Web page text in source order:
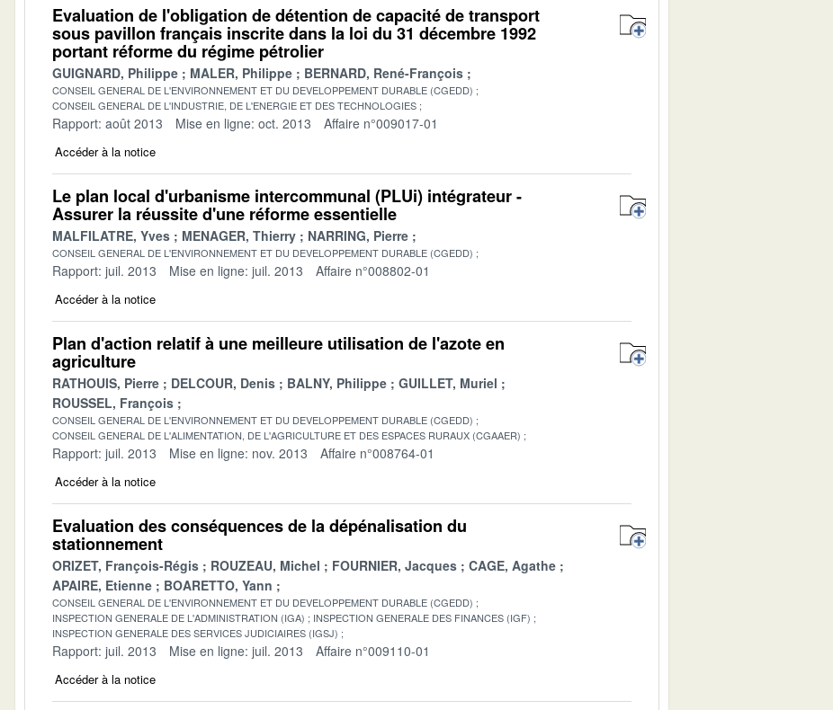
Evaluation de l'obligation de détention de capacité de transport
sous pavillon français inscrite dans la loi du 31 décembre 1992
portant réforme du régime pétrolier
GUIGNARD, Philippe MALER, Philippe BERNARD, René-François
CONSEIL GENERAL DE L'ENVIRONNEMENT ET DU DEVELOPPEMENT DURABLE (CGEDD)
CONSEIL GENERAL DE L'INDUSTRIE, DE L'ENERGIE ET DES TECHNOLOGIES
Rapport: août 2013 Mise en ligne: oct. 2013 Affaire n°009017-01
Accéder à la notice
Le plan local d'urbanisme intercommunal (PLUi) intégrateur -
Assurer la réussite d'une réforme essentielle
MALFILATRE, Yves MENAGER, Thierry NARRING, Pierre
CONSEIL GENERAL DE L'ENVIRONNEMENT ET DU DEVELOPPEMENT DURABLE (CGEDD)
Rapport: juil. 2013 Mise en ligne: juil. 2013 Affaire n°008802-01
Accéder à la notice
Plan d'action relatif à une meilleure utilisation de l'azote en
agriculture
RATHOUIS, Pierre DELCOUR, Denis BALNY, Philippe
GUILLET, Muriel
ROUSSEL, François
CONSEIL GENERAL DE L'ENVIRONNEMENT ET DU DEVELOPPEMENT DURABLE (CGEDD)
CONSEIL GENERAL DE L'ALIMENTATION, DE L'AGRICULTURE ET DES ESPACES RURAUX (CGAAER)
Rapport: juil. 2013 Mise en ligne: nov. 2013 Affaire n°008764-01
Accéder à la notice
Evaluation des conséquences de la dépénalisation du
stationnement
ORIZET, François-Régis ROUZEAU, Michel FOURNIER, Jacques
CAGE, Agathe
APAIRE, Etienne
BOARETTO, Yann
CONSEIL GENERAL DE L'ENVIRONNEMENT ET DU DEVELOPPEMENT DURABLE (CGEDD)
INSPECTION GENERALE DE L'ADMINISTRATION (IGA)
INSPECTION GENERALE DES FINANCES (IGF)
INSPECTION GENERALE DES SERVICES JUDICIAIRES (IGSJ)
Rapport: juil. 2013 Mise en ligne: juil. 2013 Affaire n°009110-01
Accéder à la notice